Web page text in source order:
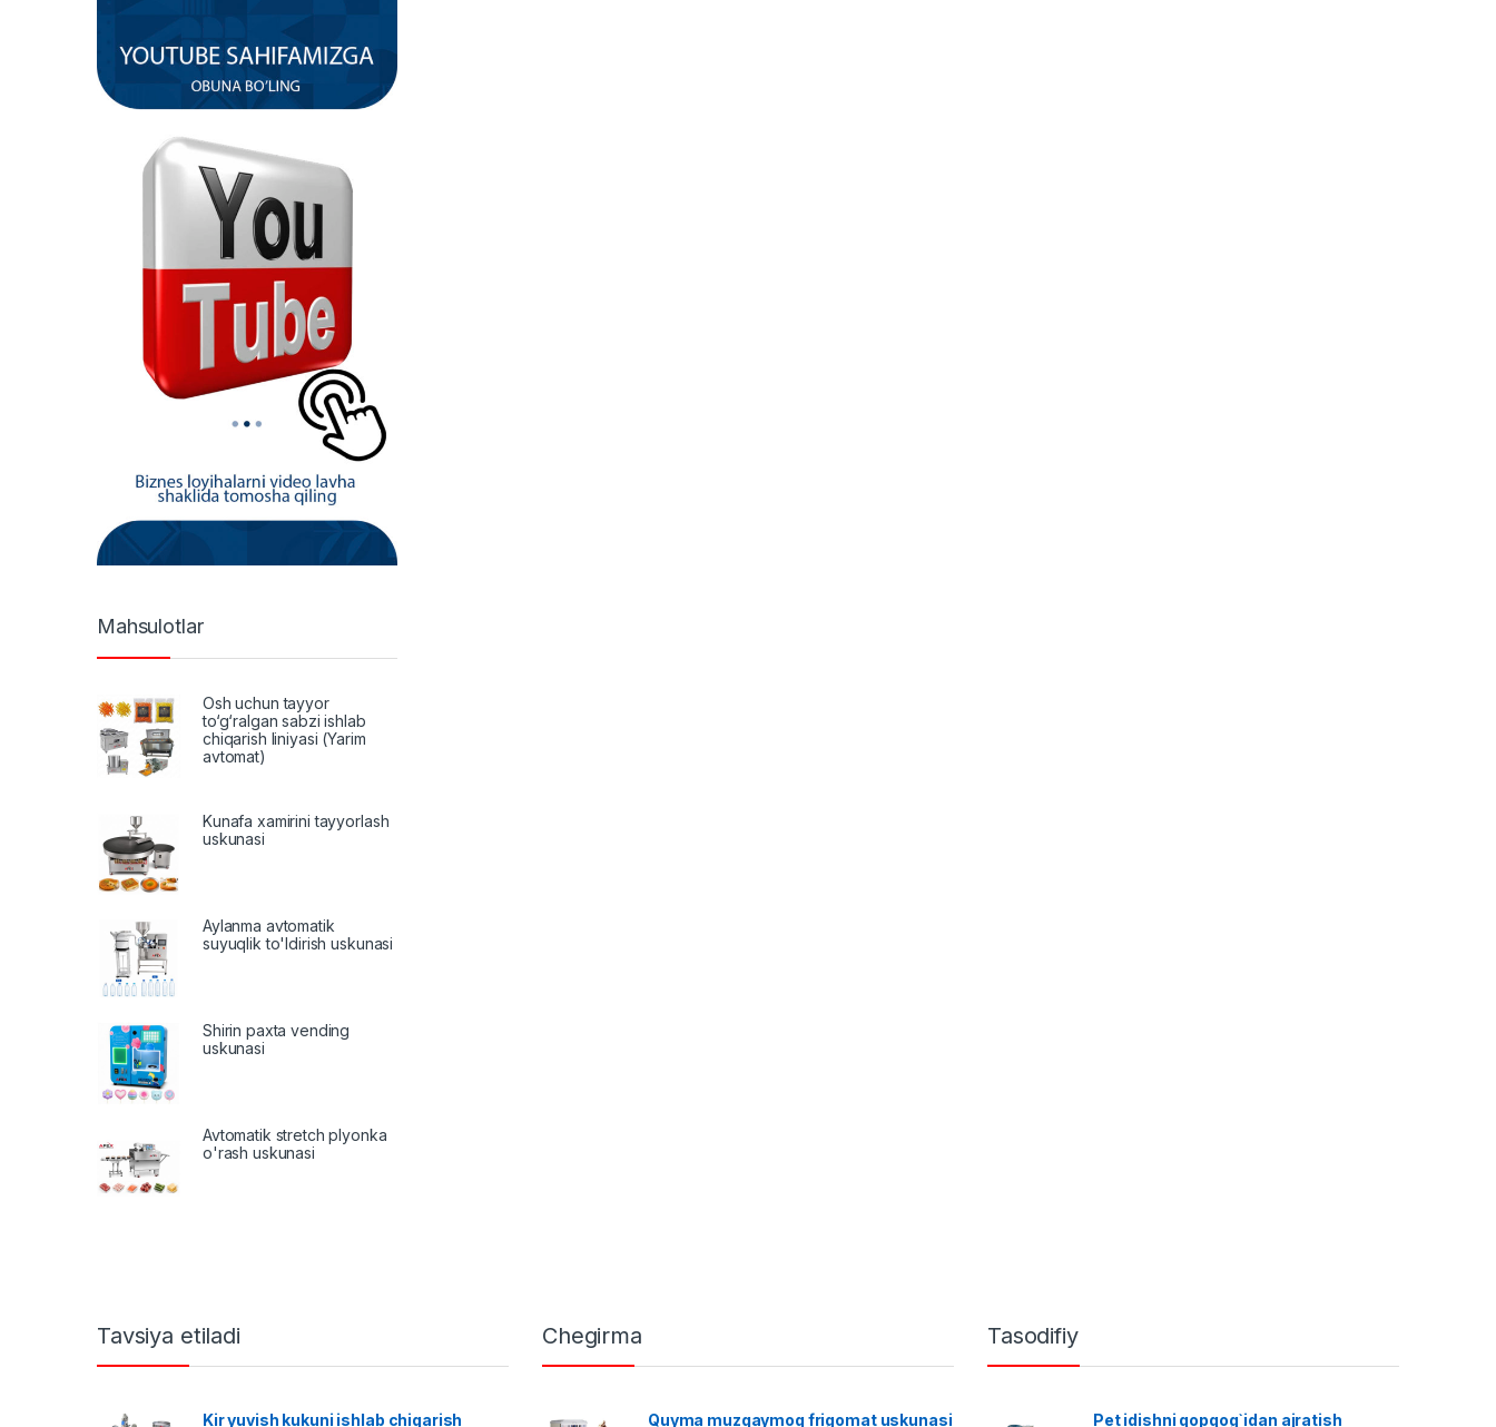
Mahsulotlar
Osh uchun tayyor
to‘g‘ralgan sabzi ishlab
chiqarish liniyasi (Yarim
avtomat)
Kunafa xamirini tayyorlash
uskunasi
Aylanma avtomatik
suyuqlik to'ldirish uskunasi
Shirin paxta vending
uskunasi
Avtomatik stretch plyonka
o'rash uskunasi
Tavsiya etiladi
Kir yuvish kukuni ishlab chiqarish
Chegirma
Quyma muzqaymoq frigomat uskunasi
Tasodifiy
Pet idishni qopqog`idan ajratish